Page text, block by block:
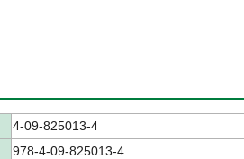
4-09-825013-4
978-4-09-825013-4